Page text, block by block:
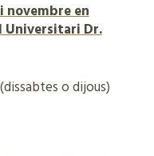
novembre en
Universitari Dr.
o dijous)